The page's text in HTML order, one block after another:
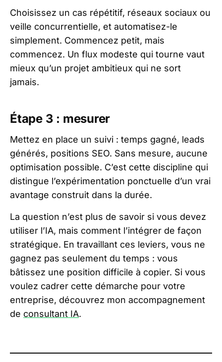
Choisissez un cas répétitif, réseaux sociaux ou
veille concurrentielle, et automatisez-le
simplement. Commencez petit, mais
commencez. Un flux modeste qui tourne vaut
mieux qu’un projet ambitieux qui ne sort
jamais.
Étape 3 : mesurer
Mettez en place un suivi : temps gagné, leads
générés, positions SEO. Sans mesure, aucune
optimisation possible. C’est cette discipline qui
distingue l’expérimentation ponctuelle d’un vrai
avantage construit dans la durée.
La question n’est plus de savoir si vous devez
utiliser l’IA, mais comment l’intégrer de façon
stratégique. En travaillant ces leviers, vous ne
gagnez pas seulement du temps : vous
bâtissez une position difficile à copier. Si vous
voulez cadrer cette démarche pour votre
entreprise, découvrez mon accompagnement
de consultant IA.